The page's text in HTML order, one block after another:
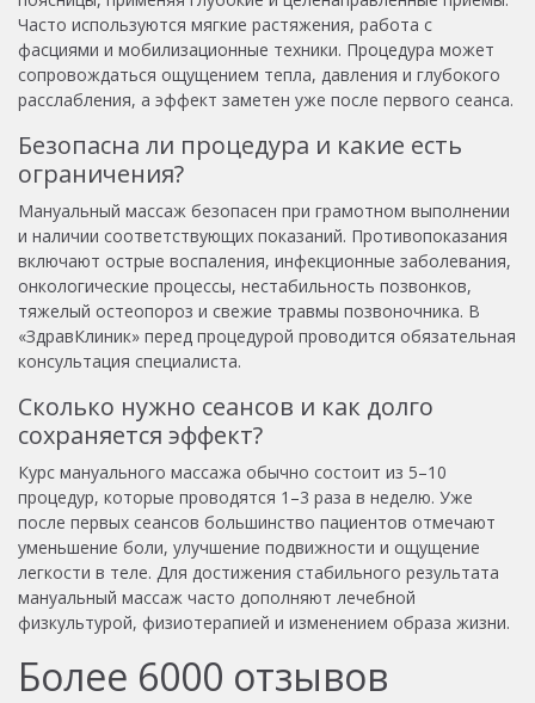
Часто используются мягкие растяжения, работа с
фасциями и мобилизационные техники. Процедура может
сопровождаться ощущением тепла, давления и глубокого
расслабления, а эффект заметен уже после первого сеанса.
Безопасна ли процедура и какие есть
ограничения?
Мануальный массаж безопасен при грамотном выполнении
и наличии соответствующих показаний. Противопоказания
включают острые воспаления, инфекционные заболевания,
онкологические процессы, нестабильность позвонков,
тяжелый остеопороз и свежие травмы позвоночника. В
«ЗдравКлиник» перед процедурой проводится обязательная
консультация специалиста.
Сколько нужно сеансов и как долго
сохраняется эффект?
Курс мануального массажа обычно состоит из 5–10
процедур, которые проводятся 1–3 раза в неделю. Уже
после первых сеансов большинство пациентов отмечают
уменьшение боли, улучшение подвижности и ощущение
легкости в теле. Для достижения стабильного результата
мануальный массаж часто дополняют лечебной
физкультурой, физиотерапией и изменением образа жизни.
Более 6000 отзывов